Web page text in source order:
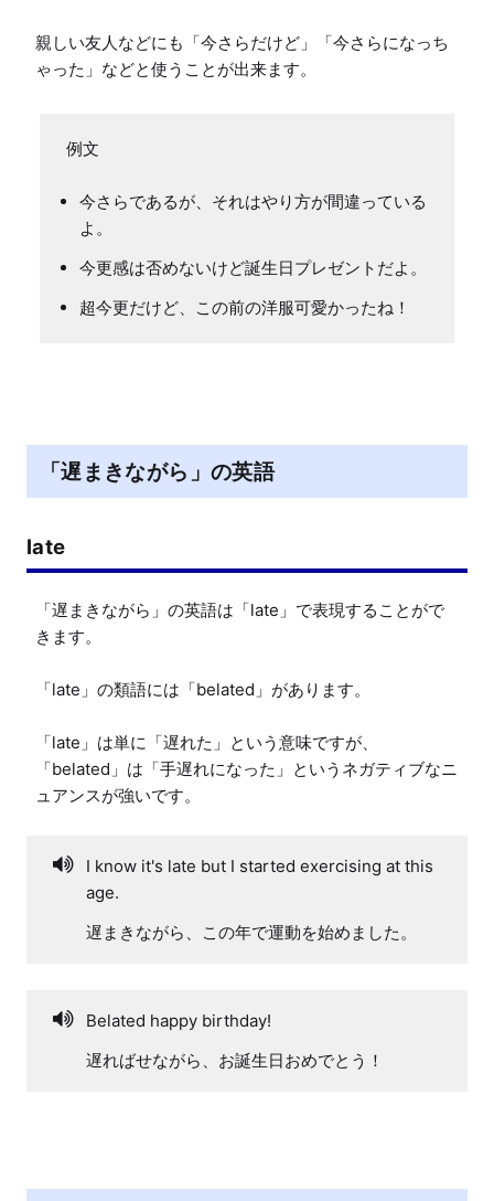
親しい友人などにも「今さらだけど」「今さらになっち
ゃった」などと使うことが出来ます。
今さらであるが、それはやり方が間違っている
よ。
今更感は否めないけど誕生日プレゼントだよ。
超今更だけど、この前の洋服可愛かったね！
「遅まきながら」の英語
late
「遅まきながら」の英語は「late」で表現することがで
きます。
「late」の類語には「belated」があります。
「late」は単に「遅れた」という意味ですが、
「belated」は「手遅れになった」というネガティブなニ
ュアンスが強いです。
I know it's late but I started exercising at this
age.
遅まきながら、この年で運動を始めました。
Belated happy birthday!
遅ればせながら、お誕生日おめでとう！